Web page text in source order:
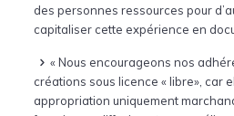
des personnes ressources pour
capitaliser cette expérience en
« Nous encourageons nos
créations sous licence « libre», car
appropriation uniquement